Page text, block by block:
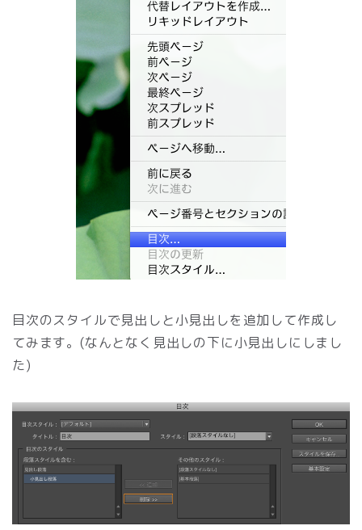
目次のスタイルで見出しと小見出しを追加して作成し
てみます。(なんとなく見出しの下に小見出しにしまし
た)